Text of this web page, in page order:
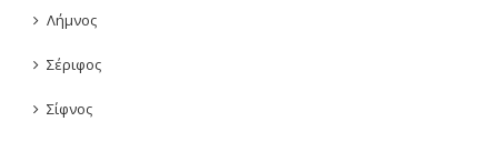
Λήμνος
Σέριφος
Σίφνος